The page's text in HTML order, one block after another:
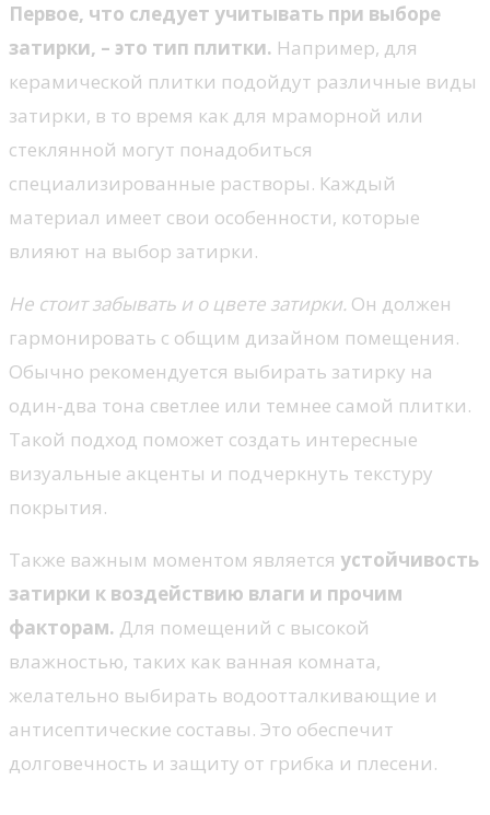
Первое, что следует учитывать при выборе
затирки, – это тип плитки. Например, для
керамической плитки подойдут различные виды
затирки, в то время как для мраморной или
стеклянной могут понадобиться
специализированные растворы. Каждый
материал имеет свои особенности, которые
влияют на выбор затирки.
Не стоит забывать и о цвете затирки. Он должен
гармонировать с общим дизайном помещения.
Обычно рекомендуется выбирать затирку на
один-два тона светлее или темнее самой плитки.
Такой подход поможет создать интересные
визуальные акценты и подчеркнуть текстуру
покрытия.
Также важным моментом является устойчивость
затирки к воздействию влаги и прочим
факторам. Для помещений с высокой
влажностью, таких как ванная комната,
желательно выбирать водоотталкивающие и
антисептические составы. Это обеспечит
долговечность и защиту от грибка и плесени.